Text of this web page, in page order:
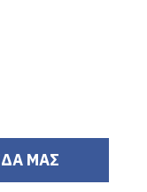
ΜΑΣ